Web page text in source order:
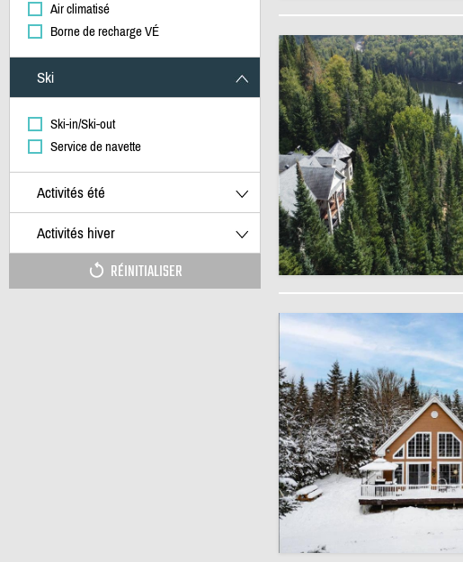
Air climatisé
Borne de recharge VÉ
Ski
Ski-in/Ski-out
Service de navette
Activités été
Activités hiver
RÉINITIALISER